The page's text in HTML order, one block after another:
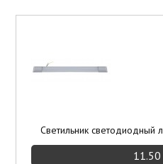
Светильник светодиодный
11.50